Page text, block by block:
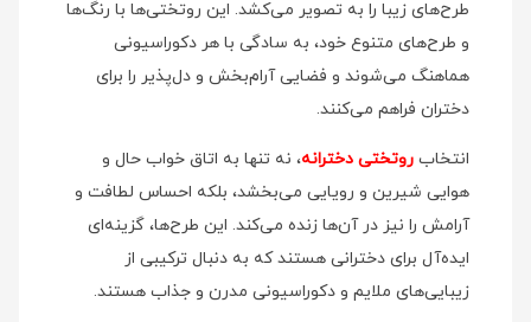
طرح‌های زیبا را به تصویر می‌کشد. این روتختی‌ها با رنگ‌ها
و طرح‌های متنوع خود، به سادگی با هر دکوراسیونی
هماهنگ می‌شوند و فضایی آرام‌بخش و دل‌پذیر را برای
دختران فراهم می‌کنند.
انتخاب روتختی دخترانه، نه تنها به اتاق خواب حال و
هوایی شیرین و رویایی می‌بخشد، بلکه احساس لطافت و
آرامش را نیز در آن‌ها زنده می‌کند. این طرح‌ها، گزینه‌ای
ایده‌آل برای دخترانی هستند که به دنبال ترکیبی از
زیبایی‌های ملایم و دکوراسیونی مدرن و جذاب هستند.